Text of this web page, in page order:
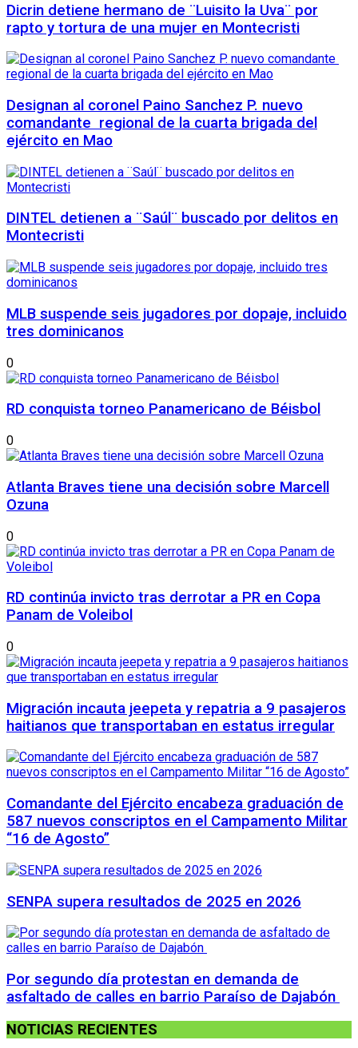
Dicrin detiene hermano de ¨Luisito la Uva¨ por
rapto y tortura de una mujer en Montecristi
Designan al coronel Paino Sanchez P. nuevo
comandante regional de la cuarta brigada del
ejército en Mao
DINTEL detienen a ¨Saúl¨ buscado por delitos en
Montecristi
MLB suspende seis jugadores por dopaje, incluido
tres dominicanos
0
RD conquista torneo Panamericano de Béisbol
0
Atlanta Braves tiene una decisión sobre Marcell
Ozuna
0
RD continúa invicto tras derrotar a PR en Copa
Panam de Voleibol
0
Migración incauta jeepeta y repatria a 9 pasajeros
haitianos que transportaban en estatus irregular
Comandante del Ejército encabeza graduación de
587 nuevos conscriptos en el Campamento Militar
“16 de Agosto”
SENPA supera resultados de 2025 en 2026
Por segundo día protestan en demanda de
asfaltado de calles en barrio Paraíso de Dajabón
NOTICIAS RECIENTES